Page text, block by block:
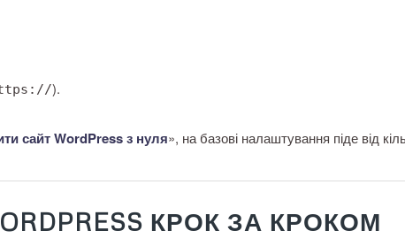
).
сайт WordPress з нуля», на базові налаштування піде від
КРОК ЗА КРОКОМ